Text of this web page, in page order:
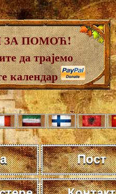
ЗА ПОМОЋ!
да трајемо
календар
Пост